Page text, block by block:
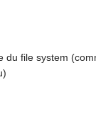
du file system